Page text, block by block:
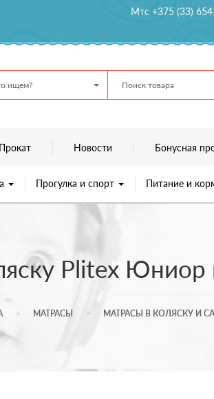
Мтс +375 (33)
ищем?
Прокат Новости Бонусная
Прогулка и спорт Питание и
Plitex
МАТРАCЫ МАТРАСЫ В КОЛЯСКУ И